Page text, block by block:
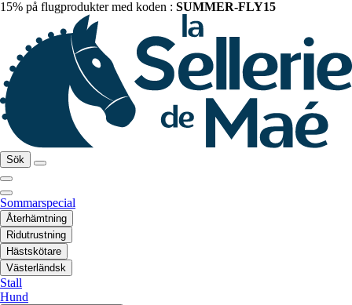
15% på flugprodukter med koden : SUMMER-FLY15
Sök
Sommarspecial
Återhämtning
Ridutrustning
Hästskötare
Västerländsk
Stall
Hund